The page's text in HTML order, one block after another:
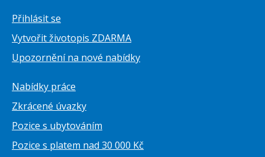
Přihlásit se
Vytvořit životopis ZDARMA
Upozornění na nové nabídky
Nabídky práce
Zkrácené úvazky
Pozice s ubytováním
Pozice s platem nad 30 000 Kč